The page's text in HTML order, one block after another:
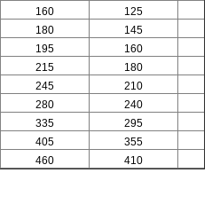
160
125
180
145
195
160
215
180
245
210
280
240
335
295
405
355
460 410